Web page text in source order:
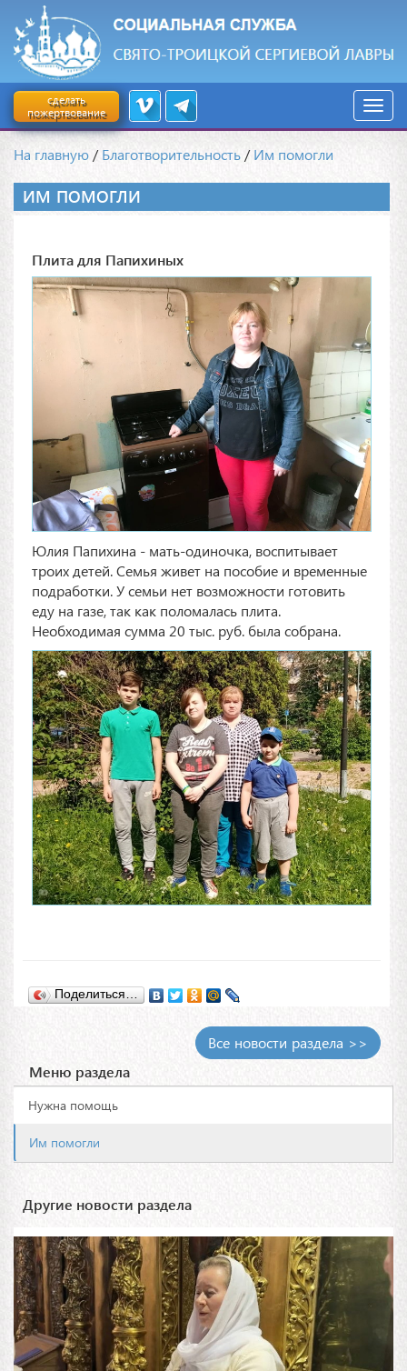
сделать
пожертвование
На главную /Благотворительность /Им помогли
ИМ ПОМОГЛИ
Плита для Папихиных
Юлия Папихина - мать-одиночка, воспитывает
троих детей. Семья живет на пособие и временные
подработки. У семьи нет возможности готовить
еду на газе, так как поломалась плита.
Необходимая сумма 20 тыс. руб. была собрана.
Поделиться…
Все новости раздела >>
Меню раздела
Нужна помощь
Им помогли
Другие новости раздела